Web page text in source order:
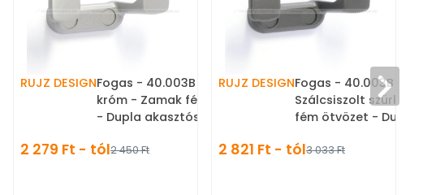
Fekete -
- Dupla
RUJZ DESIGNFogas - 40.003B - Matt
króm - Zamak fém ötvözet
- Dupla akasztós fogas
2 279 Ft - tól2 450 Ft
RUJZ DESIGNFogas - 40.003B -
Szálcsiszolt szürke -
fém ötvözet - Dupla
2 821 Ft - tól3 033 Ft